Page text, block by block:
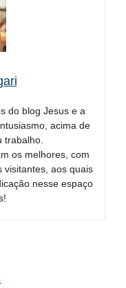
do blog Jesus e a
acima de
trabalho.
os melhores, com
visitantes, aos quais
nesse espaço